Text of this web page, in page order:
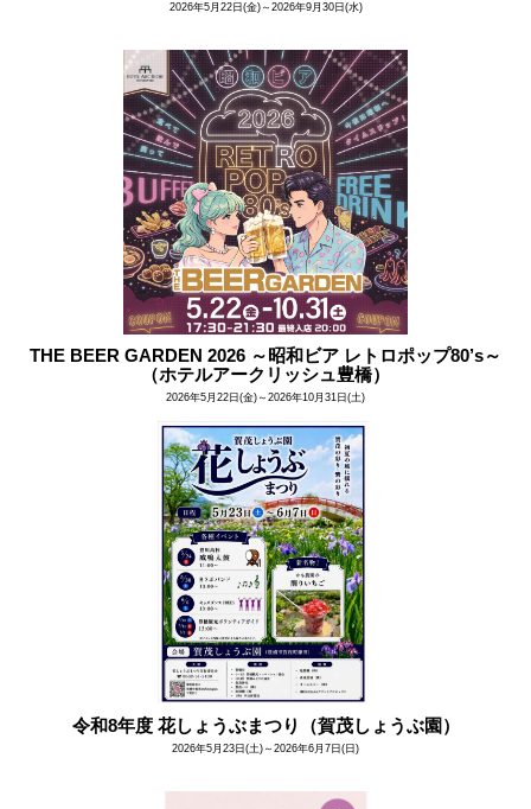
2026年5月22日(金)～2026年9月30日(水)
THE BEER GARDEN 2026 ～昭和ビア レトロポップ80’s～
（ホテルアークリッシュ豊橋）
2026年5月22日(金)～2026年10月31日(土)
令和8年度 花しょうぶまつり（賀茂しょうぶ園）
2026年5月23日(土)～2026年6月7日(日)